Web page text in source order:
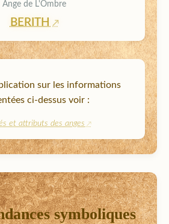
Ange de L'Ombre
BERITH
sur les informations
ci-dessus voir :
et attributs des anges
symboliques